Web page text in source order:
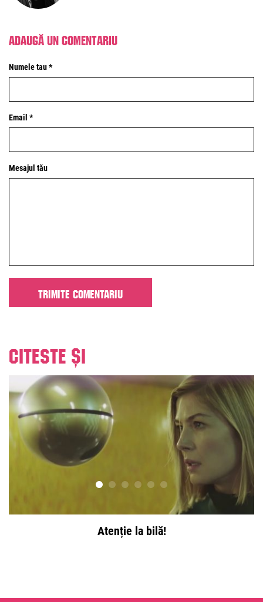
Adaugă un comentariu
Numele tau *
Email *
Mesajul tău
Citeste și
Atenție la bilă!